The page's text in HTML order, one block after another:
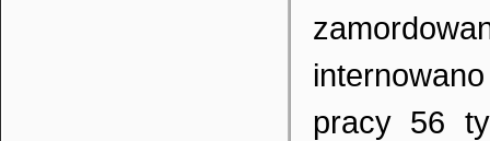
pracy 56